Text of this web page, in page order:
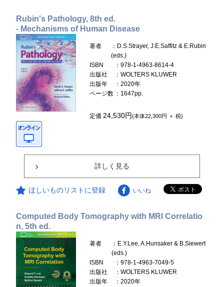
Rubin's Pathology, 8th ed.
- Mechanisms of Human Disease
著者
：D.S.Strayer, J.E.Saffitz & E.Rubin
(eds.)
ISBN
：978-1-4963-8614-4
出版社
：WOLTERS KLUWER
出版年
：2020年
ページ数 ：1647pp.
定価24,530円(本体22,300円 ＋ 税)
詳しく見る
ほしいものリストに登録 いいね
Computed Body Tomography with MRI Correlatio
n, 5th ed.
著者
：E.Y.Lee, A.Hunsaker & B.Siewert
(eds.)
ISBN
：978-1-4963-7049-5
出版社
：WOLTERS KLUWER
出版年
：2020年